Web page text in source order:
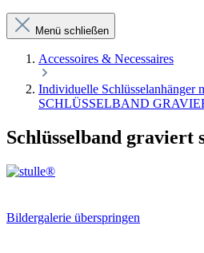
Menü schließen
Accessoires & Necessaires
Individuelle
SCHLÜSSELBAND
Schlüsselband graviert
Bildergalerie überspringen